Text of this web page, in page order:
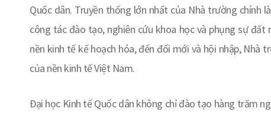
Quốc dân. Truyền thống lớn nhất của Nhà trường
công tác đào tạo, nghiên cứu khoa học và phụng sự
nền kinh tế kế hoạch hóa, đến đổi mới và hội nhập, Nhà
của nền kinh tế Việt Nam.
Đại học Kinh tế Quốc dân không chỉ đào tạo hàng trăm